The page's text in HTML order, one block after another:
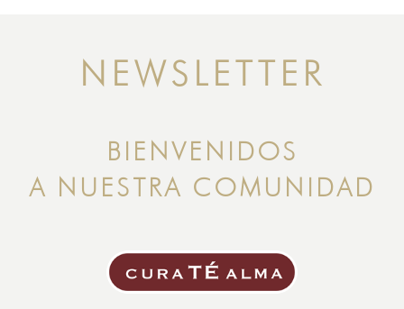
NEWSLETTER
BIENVENIDOS
A NUESTRA COMUNIDAD